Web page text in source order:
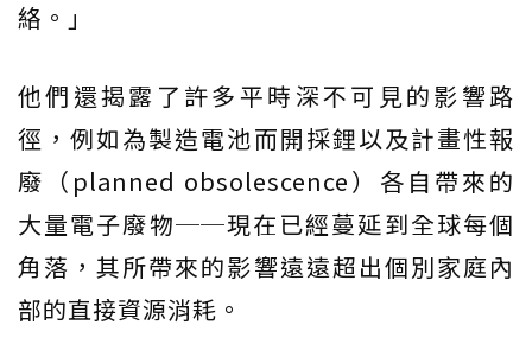
絡。」
他們還揭露了許多平時深不可見的影響路
徑，例如為製造電池而開採鋰以及計畫性報
廢（planned obsolescence）各自帶來的
大量電子廢物──現在已經蔓延到全球每個
角落，其所帶來的影響遠遠超出個別家庭內
部的直接資源消耗。